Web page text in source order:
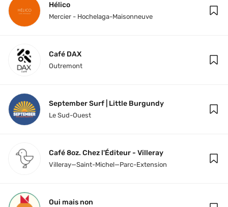
Hélico
Mercier - Hochelaga-Maisonneuve
Café DAX
Outremont
September Surf | Little Burgundy
Le Sud-Ouest
Café 8oz. Chez l'Éditeur - Villeray
Villeray—Saint-Michel—Parc-Extension
Oui mais non